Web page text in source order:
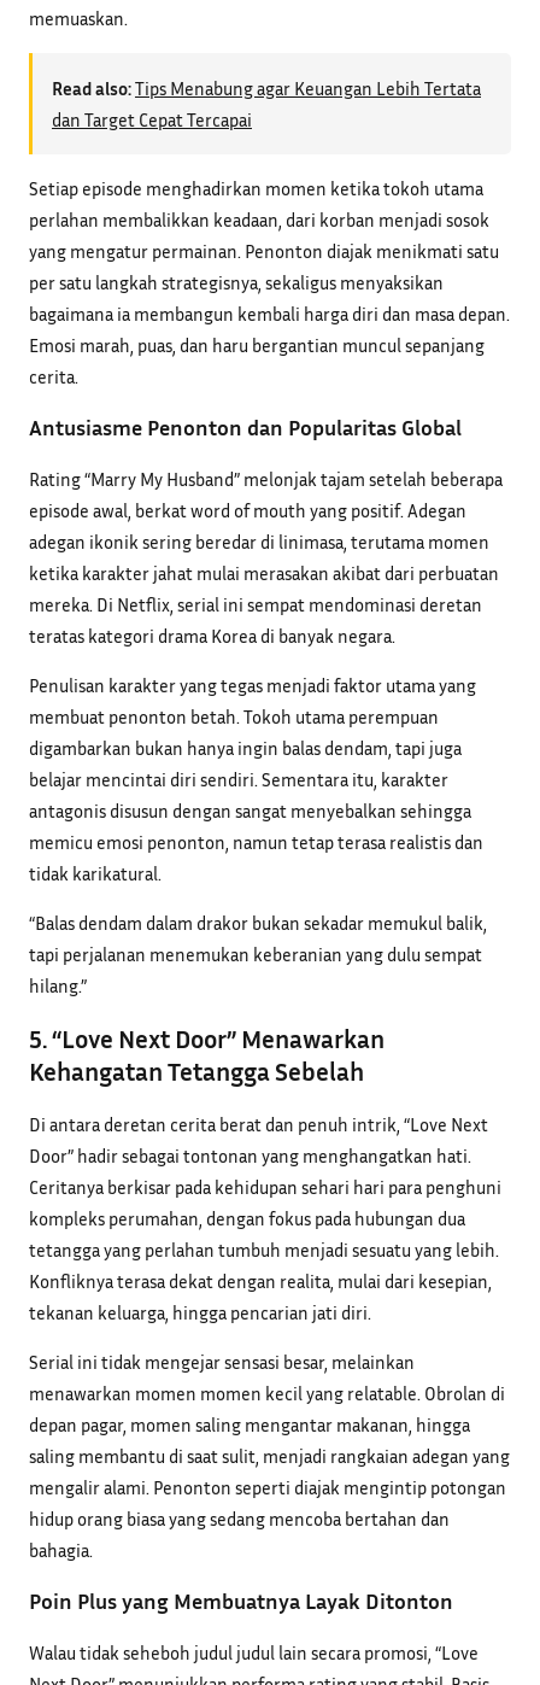
memuaskan.
Read also:Tips Menabung agar Keuangan Lebih Tertata
dan Target Cepat Tercapai
Setiap episode menghadirkan momen ketika tokoh utama
perlahan membalikkan keadaan, dari korban menjadi sosok
yang mengatur permainan. Penonton diajak menikmati satu
per satu langkah strategisnya, sekaligus menyaksikan
bagaimana ia membangun kembali harga diri dan masa depan.
Emosi marah, puas, dan haru bergantian muncul sepanjang
cerita.
Antusiasme Penonton dan Popularitas Global
Rating “Marry My Husband” melonjak tajam setelah beberapa
episode awal, berkat word of mouth yang positif. Adegan
adegan ikonik sering beredar di linimasa, terutama momen
ketika karakter jahat mulai merasakan akibat dari perbuatan
mereka. Di Netflix, serial ini sempat mendominasi deretan
teratas kategori drama Korea di banyak negara.
Penulisan karakter yang tegas menjadi faktor utama yang
membuat penonton betah. Tokoh utama perempuan
digambarkan bukan hanya ingin balas dendam, tapi juga
belajar mencintai diri sendiri. Sementara itu, karakter
antagonis disusun dengan sangat menyebalkan sehingga
memicu emosi penonton, namun tetap terasa realistis dan
tidak karikatural.
“Balas dendam dalam drakor bukan sekadar memukul balik,
tapi perjalanan menemukan keberanian yang dulu sempat
hilang.”
5. “Love Next Door” Menawarkan
Kehangatan Tetangga Sebelah
Di antara deretan cerita berat dan penuh intrik, “Love Next
Door” hadir sebagai tontonan yang menghangatkan hati.
Ceritanya berkisar pada kehidupan sehari hari para penghuni
kompleks perumahan, dengan fokus pada hubungan dua
tetangga yang perlahan tumbuh menjadi sesuatu yang lebih.
Konfliknya terasa dekat dengan realita, mulai dari kesepian,
tekanan keluarga, hingga pencarian jati diri.
Serial ini tidak mengejar sensasi besar, melainkan
menawarkan momen momen kecil yang relatable. Obrolan di
depan pagar, momen saling mengantar makanan, hingga
saling membantu di saat sulit, menjadi rangkaian adegan yang
mengalir alami. Penonton seperti diajak mengintip potongan
hidup orang biasa yang sedang mencoba bertahan dan
bahagia.
Poin Plus yang Membuatnya Layak Ditonton
Walau tidak seheboh judul judul lain secara promosi, “Love